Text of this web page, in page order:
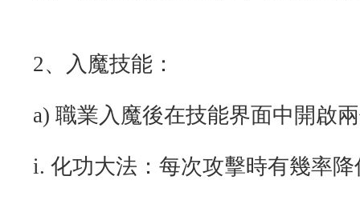
2、入魔技能：
a) 職業入魔後在技能界面中開啟
i. 化功大法：每次攻擊時有幾率